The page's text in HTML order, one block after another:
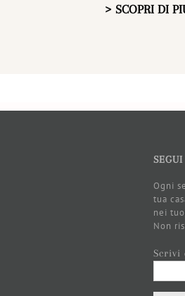
> SCOPRI DI
Ogni
tua
nei
Non
Scrivi